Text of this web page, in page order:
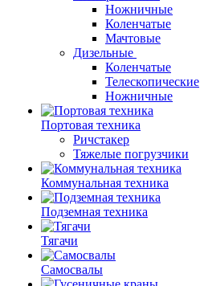
Ножничные
Коленчатые
Мачтовые
Дизельные
Коленчатые
Телескопические
Ножничные
Портовая техника
Ричстакер
Тяжелые погрузчики
Коммунальная техника
Подземная техника
Тягачи
Самосвалы